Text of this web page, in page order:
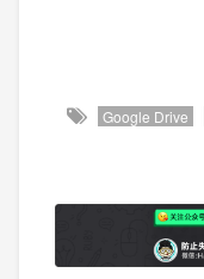
Google Drive